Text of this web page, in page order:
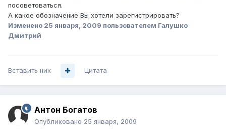
посоветоваться.
А какое обозначение Вы хотели зарегистрировать?
Изменено 25 января, 2009 пользователем Галушко
Дмитрий
Вставить ник Цитата
Антон Богатов
Опубликовано 25 января, 2009